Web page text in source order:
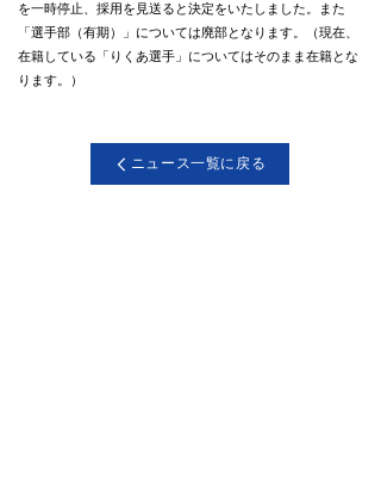
を一時停止、採用を見送ると決定をいたしました。また
「選手部（有期）」については廃部となります。（現在、
在籍している「りくあ選手」についてはそのまま在籍とな
ります。）
ニュース一覧に戻る